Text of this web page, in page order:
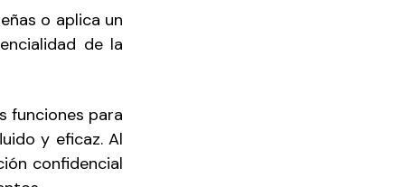
o aplica un
de la
funciones para
y eficaz. Al
confidencial